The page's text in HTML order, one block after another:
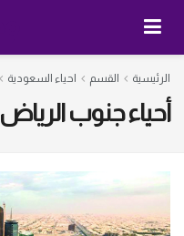
الرئيسية القسم احياء السعودية
أحياء جنوب الرياض